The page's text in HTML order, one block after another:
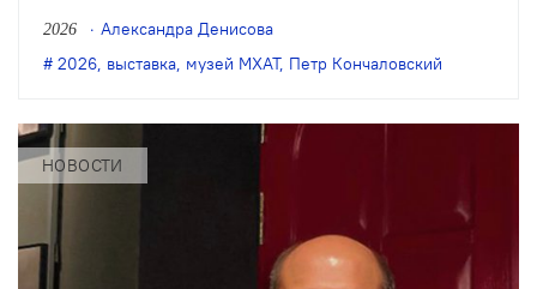
Кончаловского», приуроченная к 150-
летию со дня рождения художника. На
сценографии к спектаклям разных лет
и личные вещи.
2026
Александра Денисова
2026, выставка, музей МХАТ, Петр Кончаловский
НОВОСТИ